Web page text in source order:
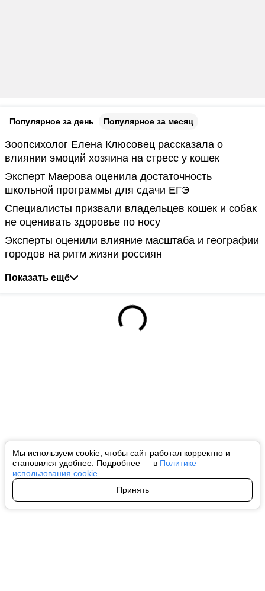
Мы используем cookie, чтобы сайт работал корректно и
становился удобнее. Подробнее — в Политике
использования cookie
Принять
Популярное за день Популярное за месяц
Зоопсихолог Елена Клюсовец рассказала о
влиянии эмоций хозяина на стресс у кошек
Эксперт Маерова оценила достаточность
школьной программы для сдачи ЕГЭ
Специалисты призвали владельцев кошек и собак
не оценивать здоровье по носу
Эксперты оценили влияние масштаба и географии
городов на ритм жизни россиян
Показать ещё